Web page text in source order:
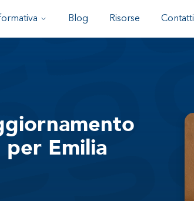
Blog Risorse Contatti
Emilia